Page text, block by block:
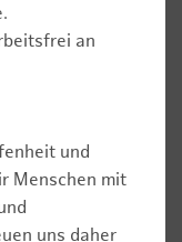
an
und
Menschen mit
uns daher